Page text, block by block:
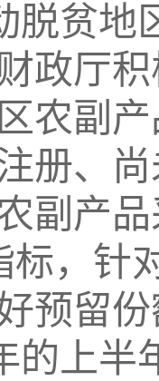
贫地区
政厅
农副
册、
副产
标，针
预留
上半年